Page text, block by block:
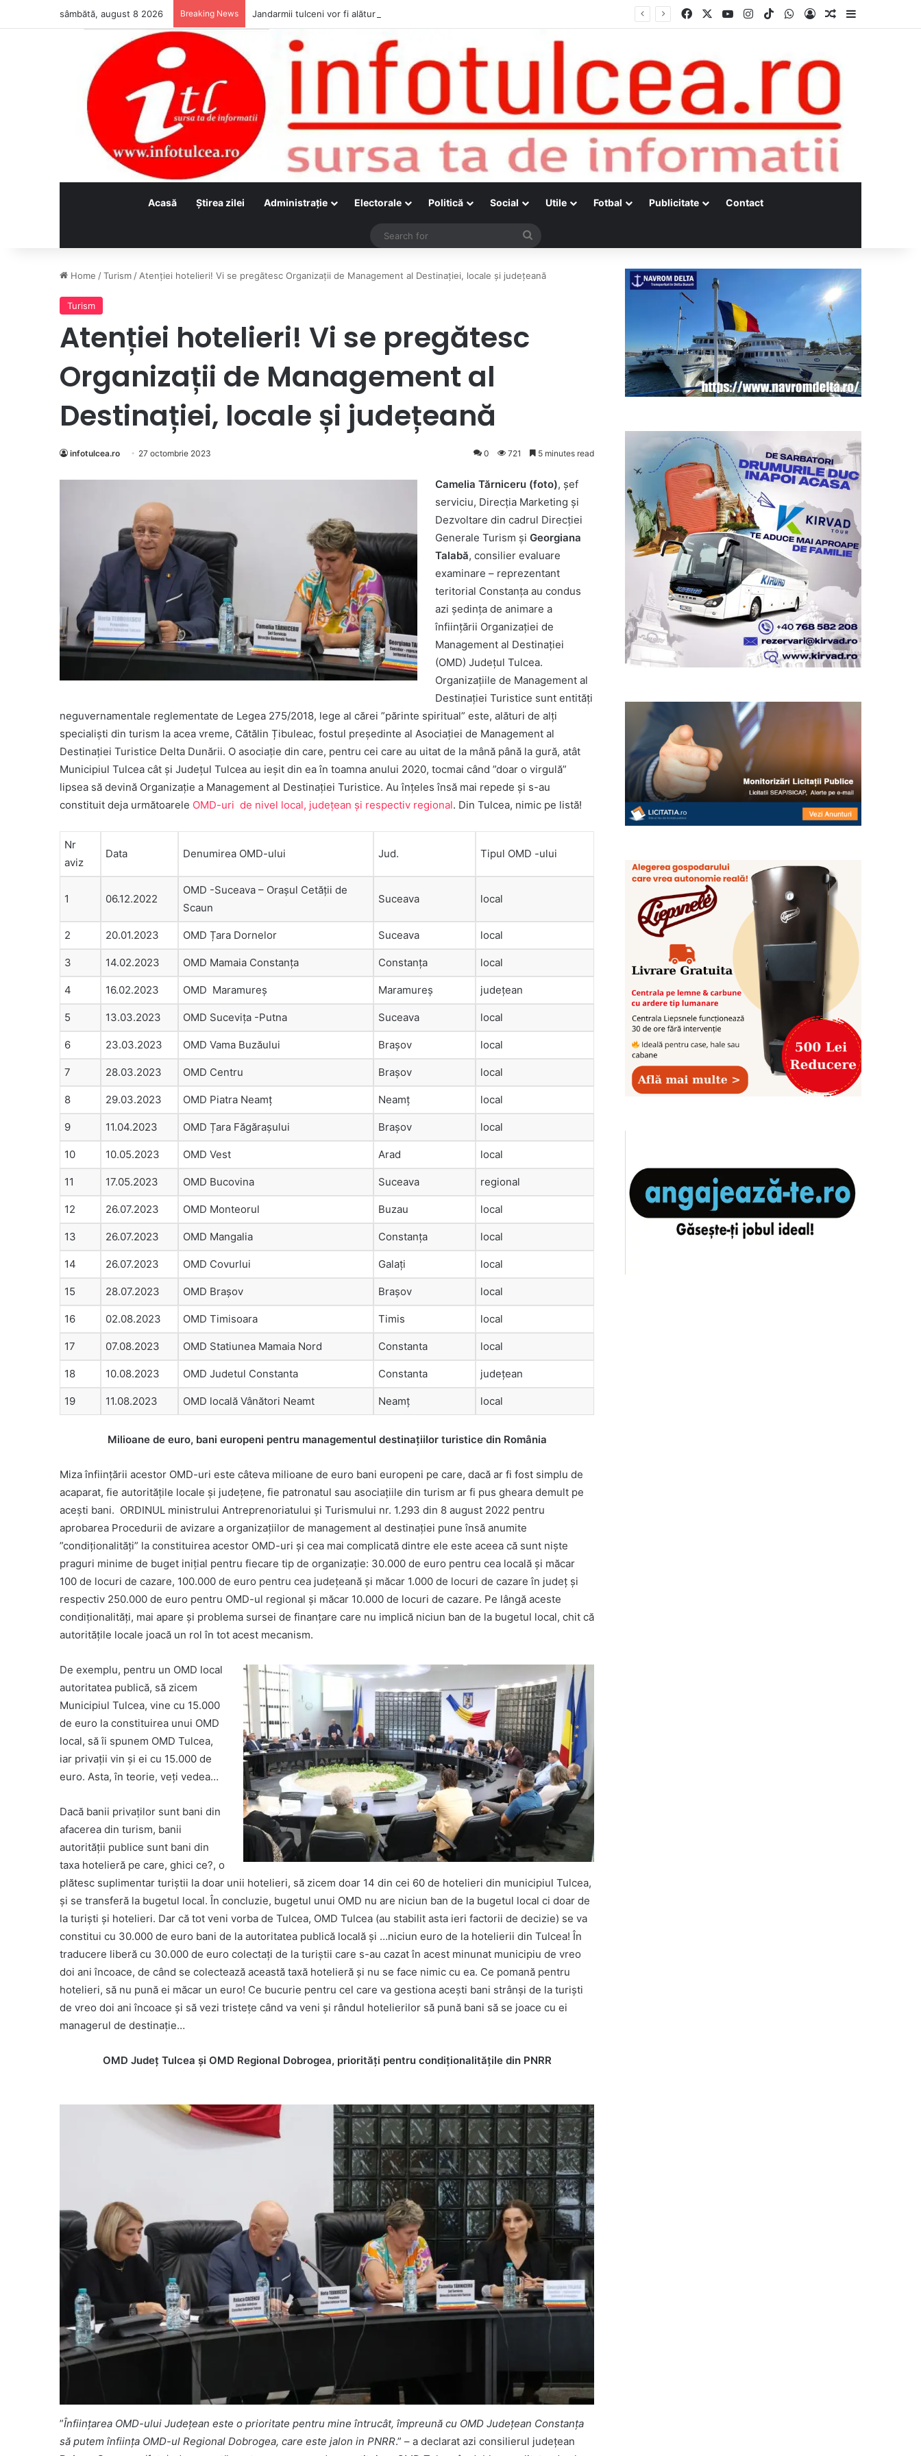
sâmbătă, august 8 2026 Breaking News Jandarmii tulceni vor fi alături de cetățenii care vor lua parte la Festivalul Folk Țestos Facebook YouTubeInstagram
TikTokWhatsApp
Log InRandom Article
Acasă Ştirea zilei Administraţie Electorale Politică Social Utile Fotbal Publicitate Contact
Search
Home /Turism/Atenției hotelieri! Vi se pregătesc Organizații de Management al Destinației, locale și județeană
Turism
Atenției hotelieri! Vi se pregătesc
Organizații de Management al
Destinației, locale și județeană
infotulcea.ro 27 octombrie 2023 0 721 5 minutes read
Camelia Tărniceru (foto), șef
serviciu, Direcția Marketing și
Dezvoltare din cadrul Direcției
Generale Turism șiGeorgiana
Talabă, consilier evaluare
examinare – reprezentant
teritorial Constanța au condus
azi ședința de animare a
înființării Organizației de
Management al Destinației
(OMD) Județul Tulcea.
Organizațiile de Management al
Destinației Turistice sunt entități
neguvernamentale reglementate de Legea 275/2018, lege al cărei ”părinte spiritual” este, alături de alți
specialiști din turism la acea vreme, Cătălin Țibuleac, fostul președinte al Asociației de Management al
Destinației Turistice Delta Dunării. O asociație din care, pentru cei care au uitat de la mână până la gură, atât
Municipiul Tulcea cât și Județul Tulcea au ieșit din ea în toamna anului 2020, tocmai când ”doar o virgulă”
lipsea să devină Organizație a Management al Destinației Turistice. Au înțeles însă mai repede și s-au
constituit deja următoarele OMD-uri de nivel local, județean și respectiv regional. Din Tulcea, nimic pe listă!
Nr
aviz
Data Denumirea OMD-ului Jud. Tipul OMD -ului
1 06.12.2022
OMD -Suceava – Orașul Cetății de
Scaun
Suceava local
2 20.01.2023 OMD Țara Dornelor Suceava local
3 14.02.2023 OMD Mamaia Constanța Constanța local
4 16.02.2023 OMD Maramureș Maramureș județean
5 13.03.2023 OMD Sucevița -Putna Suceava local
6 23.03.2023 OMD Vama Buzăului Brașov local
7 28.03.2023 OMD Centru Brașov local
8 29.03.2023 OMD Piatra Neamț Neamț local
9 11.04.2023 OMD Țara Făgărașului Brașov local
10 10.05.2023 OMD Vest Arad local
11 17.05.2023 OMD Bucovina Suceava regional
12 26.07.2023 OMD Monteorul Buzau local
13 26.07.2023 OMD Mangalia Constanța local
14 26.07.2023 OMD Covurlui Galați local
15 28.07.2023 OMD Brașov Brașov local
16 02.08.2023 OMD Timisoara Timis local
17 07.08.2023 OMD Statiunea Mamaia Nord Constanta local
18 10.08.2023 OMD Judetul Constanta Constanta județean
19 11.08.2023 OMD locală Vânători Neamt Neamț local
Milioane de euro, bani europeni pentru managementul destinațiilor turistice din România
Miza înființării acestor OMD-uri este câteva milioane de euro bani europeni pe care, dacă ar fi fost simplu de
acaparat, fie autoritățile locale și județene, fie patronatul sau asociațiile din turism ar fi pus gheara demult pe
acești bani. ORDINUL ministrului Antreprenoriatului și Turismului nr. 1.293 din 8 august 2022 pentru
aprobarea Procedurii de avizare a organizațiilor de management al destinației pune însă anumite
”condiționalități” la constituirea acestor OMD-uri și cea mai complicată dintre ele este aceea că sunt niște
praguri minime de buget inițial pentru fiecare tip de organizație: 30.000 de euro pentru cea locală și măcar
100 de locuri de cazare, 100.000 de euro pentru cea județeană și măcar 1.000 de locuri de cazare în județ și
respectiv 250.000 de euro pentru OMD-ul regional și măcar 10.000 de locuri de cazare. Pe lângă aceste
condiționalități, mai apare și problema sursei de finanțare care nu implică niciun ban de la bugetul local, chit că
autoritățile locale joacă un rol în tot acest mecanism.
De exemplu, pentru un OMD local
autoritatea publică, să zicem
Municipiul Tulcea, vine cu 15.000
de euro la constituirea unui OMD
local, să îi spunem OMD Tulcea,
iar privații vin și ei cu 15.000 de
euro. Asta, în teorie, veți vedea…
Dacă banii privaților sunt bani din
afacerea din turism, banii
autorității publice sunt bani din
taxa hotelieră pe care, ghici ce?, o
plătesc suplimentar turiștii la doar unii hotelieri, să zicem doar 14 din cei 60 de hotelieri din municipiul Tulcea,
și se transferă la bugetul local. În concluzie, bugetul unui OMD nu are niciun ban de la bugetul local ci doar de
la turiști și hotelieri. Dar că tot veni vorba de Tulcea, OMD Tulcea (au stabilit asta ieri factorii de decizie) se va
constitui cu 30.000 de euro bani de la autoritatea publică locală și …niciun euro de la hotelierii din Tulcea! În
traducere liberă cu 30.000 de euro colectați de la turiștii care s-au cazat în acest minunat municipiu de vreo
doi ani încoace, de când se colectează această taxă hotelieră și nu se face nimic cu ea. Ce pomană pentru
hotelieri, să nu pună ei măcar un euro! Ce bucurie pentru cel care va gestiona acești bani strânși de la turiști
de vreo doi ani încoace și să vezi tristețe când va veni și rândul hotelierilor să pună bani să se joace cu ei
managerul de destinație…
OMD Județ Tulcea și OMD Regional Dobrogea, priorități pentru condiționalitățile din PNRR
”Înființarea OMD-ului Județean este o prioritate pentru mine întrucât, împreună cu OMD Județean Constanța
să putem înființa OMD-ul Regional Dobrogea, care este jalon in PNRR.” – a declarat azi consilierul județean